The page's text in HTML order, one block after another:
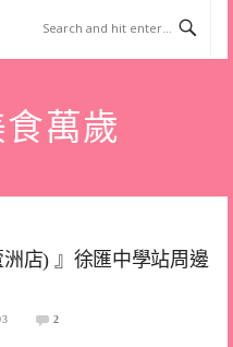
萬歲
店) 』徐匯中學站周邊
2